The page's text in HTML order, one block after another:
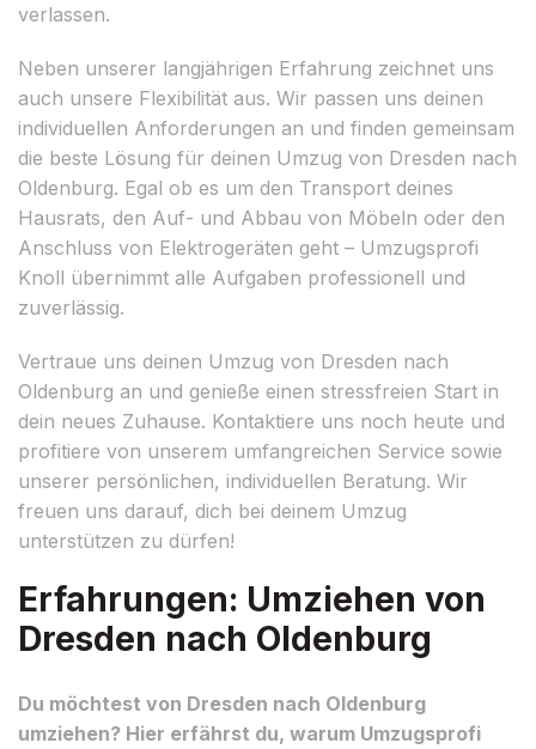
verlassen.
Neben unserer langjährigen Erfahrung zeichnet uns
auch unsere Flexibilität aus. Wir passen uns deinen
individuellen Anforderungen an und finden gemeinsam
die beste Lösung für deinen Umzug von Dresden nach
Oldenburg. Egal ob es um den Transport deines
Hausrats, den Auf- und Abbau von Möbeln oder den
Anschluss von Elektrogeräten geht – Umzugsprofi
Knoll übernimmt alle Aufgaben professionell und
zuverlässig.
Vertraue uns deinen Umzug von Dresden nach
Oldenburg an und genieße einen stressfreien Start in
dein neues Zuhause. Kontaktiere uns noch heute und
profitiere von unserem umfangreichen Service sowie
unserer persönlichen, individuellen Beratung. Wir
freuen uns darauf, dich bei deinem Umzug
unterstützen zu dürfen!
Erfahrungen: Umziehen von
Dresden nach Oldenburg
Du möchtest von Dresden nach Oldenburg
umziehen? Hier erfährst du, warum Umzugsprofi